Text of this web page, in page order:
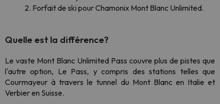
2. Forfait de ski pour Chamonix Mont Blanc Unlimited.
Quelle est la différence?
Le vaste Mont Blanc Unlimited Pass couvre plus de pistes que
l'autre option, Le Pass, y compris des stations telles que
Courmayeur à travers le tunnel du Mont Blanc en Italie et
Verbier en Suisse.